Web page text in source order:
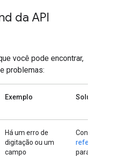
da API
você pode encontrar,
problemas:
Exemplo Solução
Há um erro de
digitação ou um
campo
Consulte a
referência da API
para ver o